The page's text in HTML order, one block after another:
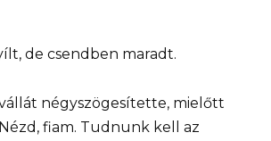
de csendben maradt.
négyszögesítette, mielőtt
fiam. Tudnunk kell az